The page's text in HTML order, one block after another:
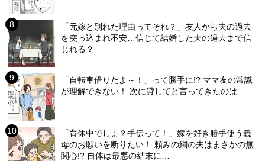
「元嫁と別れた理由ってそれ？」友人から夫の過去
を突っ込まれ不安…信じて結婚した夫の過去まで信
じれる？
「自転車借りたよ～！」って勝手に!? ママ友の常識
が理解できない！ 次に貸してと言ってきたのは…
「育休中でしょ？手伝って！」嫁を好き勝手使う義
母のお願いを断りたい！ 頼みの綱の夫はまさかの無
関心!? 自体は最悪の結末に…